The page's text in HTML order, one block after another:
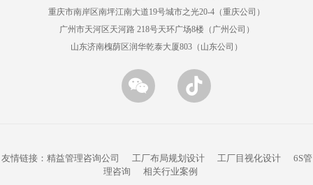
重庆市南岸区南坪江南大道19号城市之光20-4（重庆公司）
广州市天河区天河路 218号天环广场8楼（广州公司）
山东济南槐荫区润华乾泰大厦803（山东公司）
友情链接： 精益管理咨询公司 工厂布局规划设计 工厂目视化设计
6S管
理咨询
相关行业案例